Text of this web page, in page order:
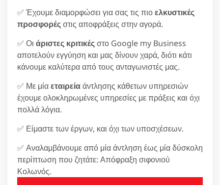
✅ Έχουμε διαμορφώσει για σας τις πιοελκυστικές
προσφορέςστις αποφράξεις στην αγορά.
✅ Οι άριστες κριτικέςστο Google my Business
αποτελούν εγγύηση και μας δίνουν χαρά, διότι κάτι
κάνουμε καλύτερα από τους ανταγωνιστές μας.
✅ Με μίαεταιρείαάντλησης κάθετων υπηρεσιών
έχουμε ολοκληρωμένες υπηρεσίες με πράξεις και όχι
πολλά λόγια.
✅ Είμαστε των έργων, και όχι των υποσχέσεων.
✅ Αναλαμβάνουμε από μία άντληση έως μία δύσκολη
περίπτωση που ζητάτε: Απόφραξη σιφονιού
Κολωνός.